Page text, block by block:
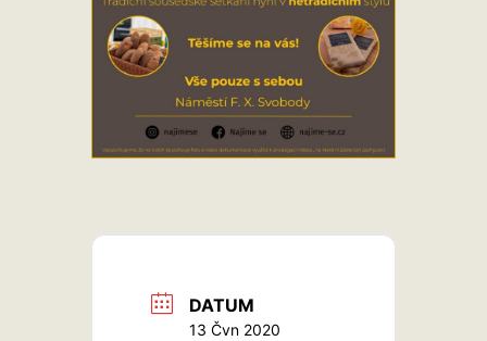
DATUM
13 Čvn 2020